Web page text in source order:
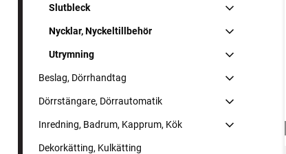
Slutbleck
Nycklar, Nyckeltillbehör
Utrymning
Beslag, Dörrhandtag
Dörrstängare, Dörrautomatik
Inredning, Badrum, Kapprum, Kök
Dekorkätting, Kulkätting